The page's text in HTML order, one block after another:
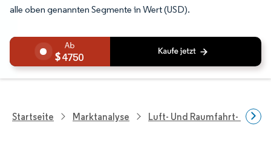
alle oben genannten Segmente in Wert (USD).
4750
Startseite Marktanalyse Luft- Und Raumfahrt- Und